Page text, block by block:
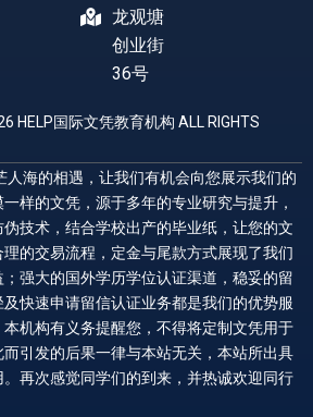
龙观塘
创业街
36号
HELP国际文凭教育机构 ALL RIGHTS
人海的相遇，让我们有机会向您展示我们的
样的文凭，源于多年的专业研究与提升，
技术，结合学校出产的毕业纸，让您的文
的交易流程，定金与尾款方式展现了我们
强大的国外学历学位认证渠道，稳妥的留
快速申请留信认证业务都是我们的优势服
机构有义务提醒您，不得将定制文凭用于
引发的后果一律与本站无关，本站所出具
再次感觉同学们的到来，并热诚欢迎同行